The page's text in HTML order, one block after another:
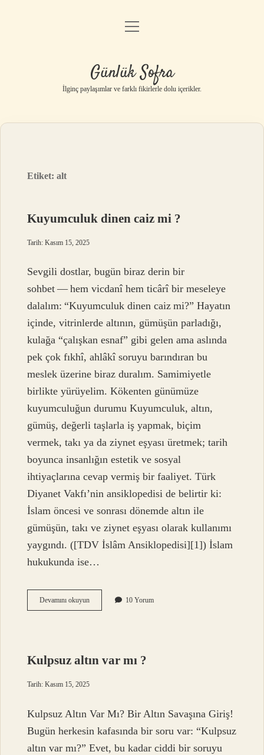
Anasayfa
Yasal Uyarı
menüyü
Günlük Sofra
İlginç paylaşımlar ve farklı fikirlerle dolu içerikler.
Etiket:alt
Kuyumculuk dinen caiz mi ?
Tarih: Kasım 15, 2025
Sevgili dostlar, bugün biraz derin bir
sohbet — hem vicdanî hem ticârî bir meseleye
dalalım: “Kuyumculuk dinen caiz mi?” Hayatın
içinde, vitrinlerde altının, gümüşün parladığı,
kulağa “çalışkan esnaf” gibi gelen ama aslında
pek çok fıkhî, ahlâkî soruyu barındıran bu
meslek üzerine biraz duralım. Samimiyetle
birlikte yürüyelim. Kökenten günümüze
kuyumculuğun durumu Kuyumculuk, altın,
gümüş, değerli taşlarla iş yapmak, biçim
vermek, takı ya da ziynet eşyası üretmek; tarih
boyunca insanlığın estetik ve sosyal
ihtiyaçlarına cevap vermiş bir faaliyet. Türk
Diyanet Vakfı’nin ansiklopedisi de belirtir ki:
İslam öncesi ve sonrası dönemde altın ile
gümüşün, takı ve ziynet eşyası olarak kullanımı
yaygındı. ([TDV İslâm Ansiklopedisi][1]) İslam
hukukunda ise…
Devamını okuyunKuyumculuk
dinen
10 Yorum
Kulpsuz altın var mı ?
Tarih: Kasım 15, 2025
Kulpsuz Altın Var Mı? Bir Altın Savaşına Giriş!
Bugün herkesin kafasında bir soru var: “Kulpsuz
altın var mı?” Evet, bu kadar ciddi bir soruyu